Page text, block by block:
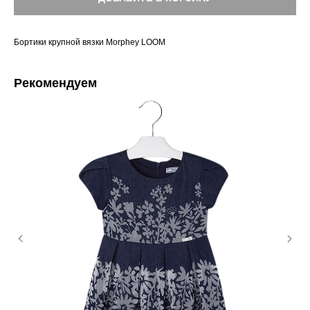
Бортики крупной вязки Morphey LOOM
Рекомендуем